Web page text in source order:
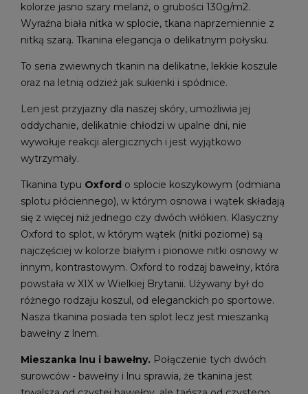
kolorze jasno szary melanż, o grubości 130g/m2.
Wyraźna biała nitka w splocie, tkana naprzemiennie z
nitką szarą. Tkanina elegancja o delikatnym połysku.
To seria zwiewnych tkanin na delikatne, lekkie koszule
oraz na letnią odzież jak sukienki i spódnice.
Len jest przyjazny dla naszej skóry, umożliwia jej
oddychanie, delikatnie chłodzi w upalne dni, nie
wywołuje reakcji alergicznych i jest wyjątkowo
wytrzymały.
Tkanina typu Oxford o splocie koszykowym (odmiana
splotu płóciennego), w którym osnowa i wątek składają
się z więcej niż jednego czy dwóch włókien. Klasyczny
Oxford to splot, w którym wątek (nitki poziome) są
najczęściej w kolorze białym i pionowe nitki osnowy w
innym, kontrastowym. Oxford to rodzaj bawełny, która
powstała w XIX w Wielkiej Brytanii. Używany był do
różnego rodzaju koszul, od eleganckich po sportowe.
Nasza tkanina posiada ten splot lecz jest mieszanką
bawełny z lnem.
Mieszanka lnu i bawełny. Połączenie tych dwóch
surowców - bawełny i lnu sprawia, że tkanina jest